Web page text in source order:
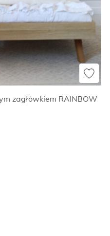
zagłówkiem RAINBOW